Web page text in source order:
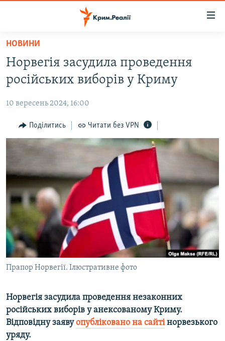
Перейти
основного
матеріалу
Перейти
до
навігації
Перейти
ВОДА.КРИМ
ВІДЕО ТА ФОТО
ПОЛІТИКА
БЛОГИ
ПОГЛЯД
ВСЕ ЗА ДЕНЬ
СПЕЦПРОЕКТИ
ДЕПОРТАЦІЯ
ВІДЕОУРОКИ «ELIFBE»
СВІДЧЕННЯ ОКУПАЦІЇ
УКРАЇНСЬКА ПРОБЛЕМА КРИМУ
ЯК ОБІЙТИ БЛОКУВАННЯ
Русский
Qırımtatar
Усі сайти RFE/RL
НОВИНИ
Норвегія засудила проведення
російських виборів у Криму
10 вересень 2024, 16:00
Поділитись Читати без VPN
Прапор Норвегії. Ілюстративне фото
Норвегія засудила проведення незаконних
російських виборів у анексованому Криму.
Відповідну заявуопубліковано на сайтінорвезького
уряду.